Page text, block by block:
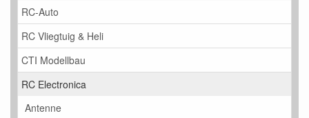
RC-Auto
RC Vliegtuig & Heli
CTI Modellbau
RC Electronica
Antenne